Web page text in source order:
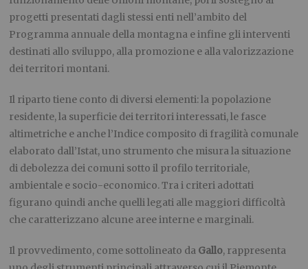
progetti presentati dagli stessi enti nell’ambito del
Programma annuale della montagna e infine gli interventi
destinati allo sviluppo, alla promozione e alla valorizzazione
dei territori montani.
Il riparto tiene conto di diversi elementi: la popolazione
residente, la superficie dei territori interessati, le fasce
altimetriche e anche l’Indice composito di fragilità comunale
elaborato dall’Istat, uno strumento che misura la situazione
di debolezza dei comuni sotto il profilo territoriale,
ambientale e socio-economico. Tra i criteri adottati
figurano quindi anche quelli legati alle maggiori difficoltà
che caratterizzano alcune aree interne e marginali.
Il provvedimento, come sottolineato da Gallo, rappresenta